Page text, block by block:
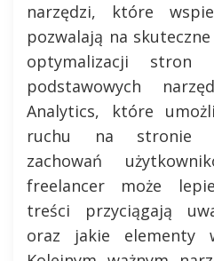
narzędzi, które
pozwalają na
optymalizacji stron
podstawowych
Analytics, które
ruchu na stronie
zachowań
freelancer może
treści przyciągają
oraz jakie elementy